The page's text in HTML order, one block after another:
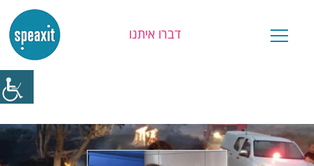
דברו איתנו
יש לכם שאלה?